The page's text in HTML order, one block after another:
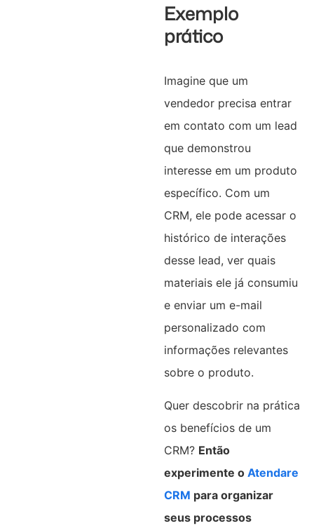
Exemplo
prático
Imagine que um
vendedor precisa entrar
em contato com um lead
que demonstrou
interesse em um produto
específico. Com um
CRM, ele pode acessar o
histórico de interações
desse lead, ver quais
materiais ele já consumiu
e enviar um e-mail
personalizado com
informações relevantes
sobre o produto.
Quer descobrir na prática
os benefícios de um
CRM? Então
experimente o Atendare
CRM para organizar
seus processos